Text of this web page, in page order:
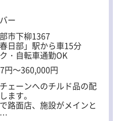
が少なく
4tゲート車。 荷積み・荷
ート使用のため、手積み
体への負担が少ないため、
コースです。 ■収入
と4週6休制から選択可
せて働き方を選べます。
「今より安定して稼ぎた
して選ばれています。
ー
市下柳1367
日部」駅から車15分
・自転車通勤OK
円～360,000円
ェーンへのチルド品の配
ます。
路面店、施設がメインと